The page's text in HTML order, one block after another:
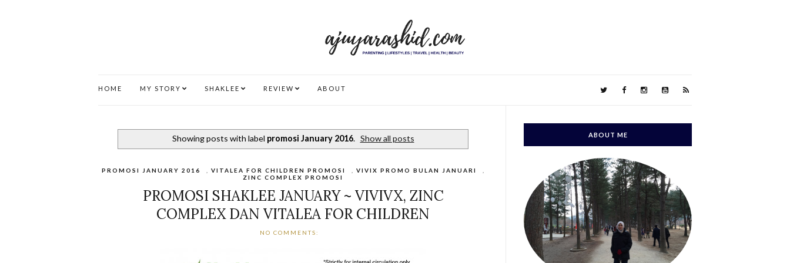
HOME MY STORY SHAKLEE REVIEW ABOUT
Showing posts with label promosi January 2016. Show all posts
PROMOSI JANUARY 2016 VITALEA FOR CHILDREN PROMOSI VIVIX PROMO BULAN JANUARI
ZINC COMPLEX PROMOSI
PROMOSI SHAKLEE JANUARY ~ VIVIVX, ZINC
COMPLEX DAN VITALEA FOR CHILDREN
NO COMMENTS:
ABOUT ME